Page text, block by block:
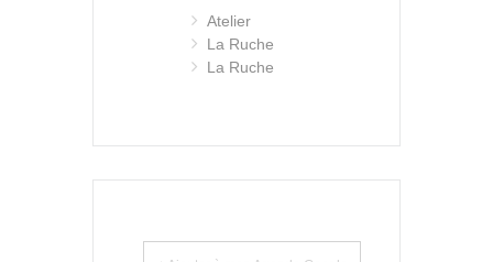
Atelier
La Ruche
La Ruche